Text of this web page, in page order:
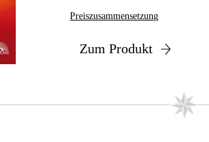
Zum Produkt
Preiszusammensetzung